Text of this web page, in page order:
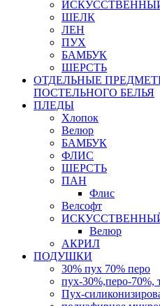
ШЕЛК
ЛЕН
ПУХ
БАМБУК
ШЕРСТЬ
ОТДЕЛЬНЫЕ
ПОСТЕЛЬНОГО БЕЛЬЯ
ПЛЕДЫ
Хлопок
Велюр
БАМБУК
ФЛИС
ШЕРСТЬ
ПАН
Флис
Велсофт
Велюр
АКРИЛ
ПОДУШКИ
30% пух 70% перо
пух-30%,перо-70%,
Пух-